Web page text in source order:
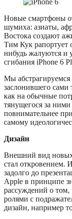
Новые смартфоны
шумиха: азиаты,
Востока создают
Тим Кук рапортует
нибудь жалуются и
сгибания iPhone 6
Мы
заслонившего сами
как на обычные
тянущегося за
повнимательнее
самому
Дизайн
Внешний вид новых
стал откровением.
задолго до
Apple в принципе
рассуждений о том,
ролями с
дизайн, например